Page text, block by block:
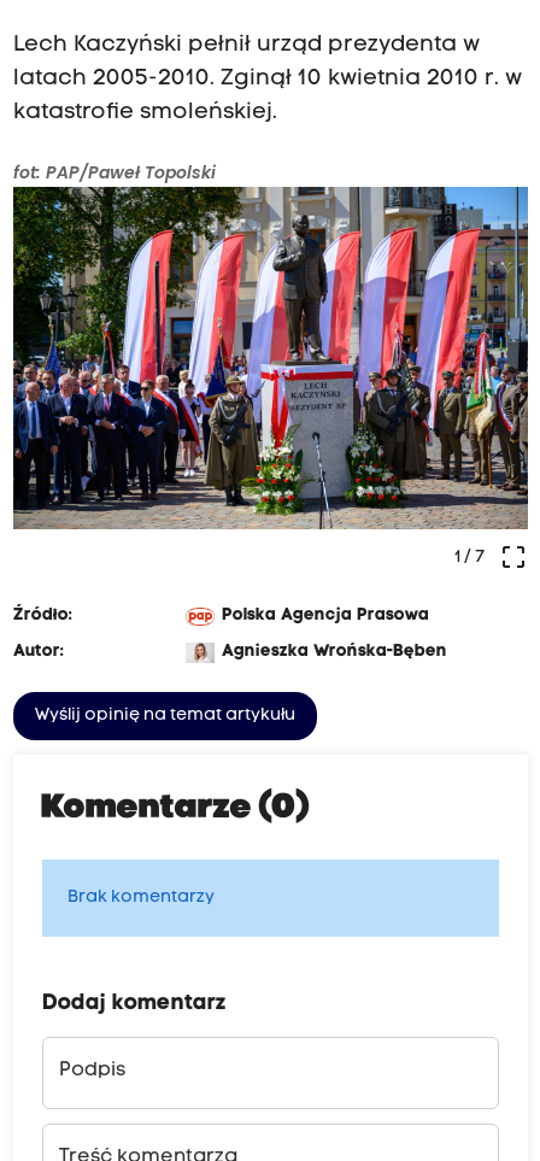
Lech Kaczyński pełnił urząd prezydenta w
latach 2005-2010. Zginął 10 kwietnia 2010 r. w
katastrofie smoleńskiej.
fot: PAP/Paweł Topolski
crop_free
1 / 7
Źródło:
Polska Agencja Prasowa
Autor:
Agnieszka Wrońska-Bęben
Wyślij opinię na temat artykułu
Komentarze (0)
Brak komentarzy
Dodaj komentarz
Podpis
Treść komentarza